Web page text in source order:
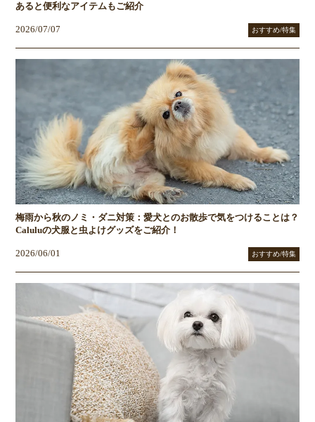
あると便利なアイテムもご紹介
2026/07/07 おすすめ/特集
梅雨から秋のノミ・ダニ対策：愛犬とのお散歩で気をつけることは？
Caluluの犬服と虫よけグッズをご紹介！
2026/06/01 おすすめ/特集